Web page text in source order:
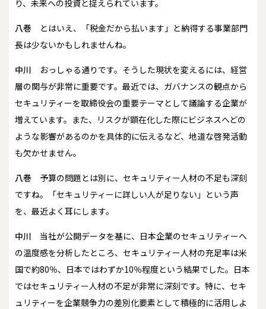
り、未来への投資と捉えられています。
八巻
とはいえ、「税金だから払います」と納得する事業部門
長は少ないかもしれませんね。
中川
おっしゃる通りです。そうした現状を変えるには、経営
層の関与が非常に重要です。最近では、ガバナンスの観点から
セキュリティーを取締役会の重要テーマとして議論する企業が
増えています。また、リスクが顕在化した際にビジネスへどの
ような影響があるのかを具体的に伝えるなど、地道な啓発活動
も欠かせません。
八巻
予算の問題とは別に、セキュリティー人材の不足も深刻
ですね。「セキュリティーに詳しい人が足りない」という声
を、最近よく耳にします。
中川
当社が公開データを基に、日本企業のセキュリティーへ
の温度感を分析したところ、セキュリティー人材の充足率は米
国で約80％、日本ではわずか10％程度という結果でした。日本
ではセキュリティー人材の不足が非常に深刻です。特に、セキ
ュリティーを企業競争力の差別化要素として積極的に活用しよ